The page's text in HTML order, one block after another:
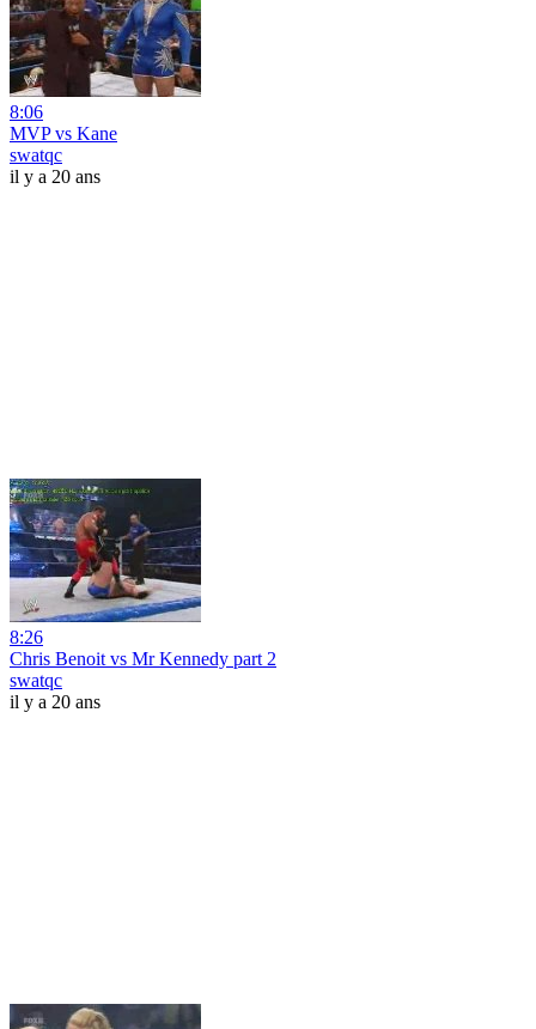
8:06
MVP vs Kane
swatqc
il y a 20 ans
8:26
Chris Benoit vs Mr Kennedy part 2
swatqc
il y a 20 ans